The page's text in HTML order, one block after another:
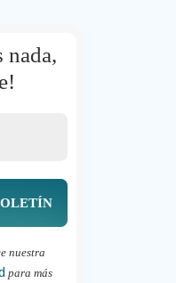
nada,
nuestra
para más